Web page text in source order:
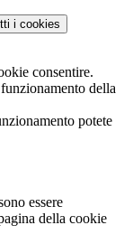
i cookies
consentire.
della
potete
essere
della cookie